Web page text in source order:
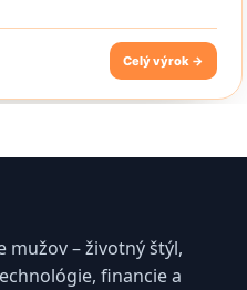
– životný štýl,
financie a